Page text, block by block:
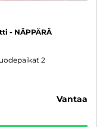
- NÄPPÄRÄ
2
vantaa